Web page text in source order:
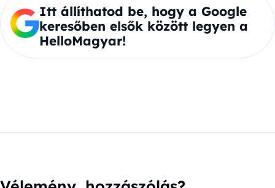
Itt állíthatod be, hogy a Google
keresőben elsők között legyen a
HelloMagyar!